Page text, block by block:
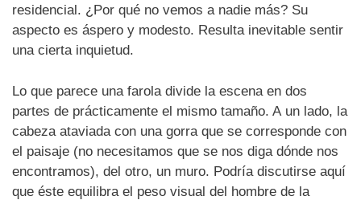
residencial. ¿Por qué no vemos a nadie más? Su
aspecto es áspero y modesto. Resulta inevitable sentir
una cierta inquietud.
Lo que parece una farola divide la escena en dos
partes de prácticamente el mismo tamaño. A un lado, la
cabeza ataviada con una gorra que se corresponde con
el paisaje (no necesitamos que se nos diga dónde nos
encontramos), del otro, un muro. Podría discutirse aquí
que éste equilibra el peso visual del hombre de la